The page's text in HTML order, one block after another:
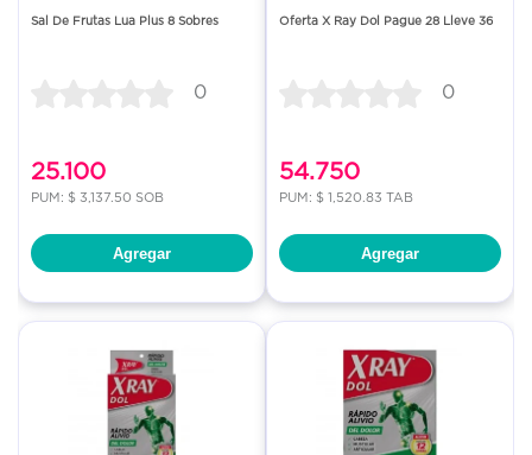
Sal De Frutas Lua Plus 8 Sobres
0
25.100
PUM: $ 3,137.50 SOB
Agregar
Oferta X Ray Dol Pague 28 Lleve 36
0
54.750
PUM: $ 1,520.83 TAB
Agregar